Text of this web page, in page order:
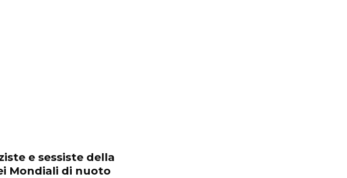
e sessiste della
Mondiali di nuoto